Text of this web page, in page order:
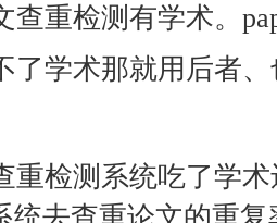
查重检测有学术。
了学术那就用后者
重检测系统吃了学术